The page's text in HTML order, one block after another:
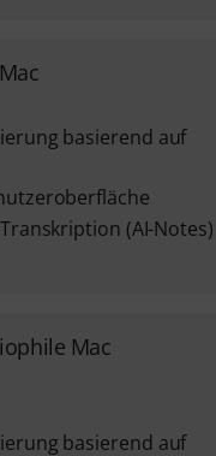
basierend auf
(AI-Notes)
Mac
basierend auf